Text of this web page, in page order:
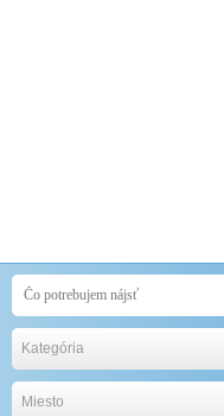
Kategória
Miesto